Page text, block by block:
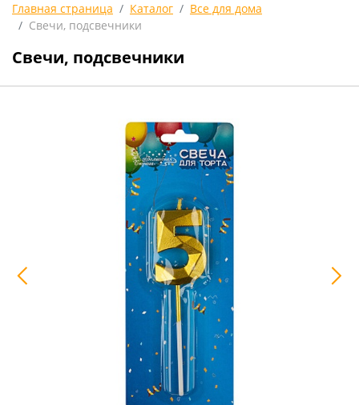
Главная страница Каталог
Все для дома
Свечи, подсвечники
Свечи, подсвечники